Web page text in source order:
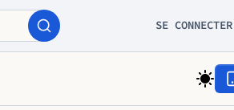
SE CONNECTER